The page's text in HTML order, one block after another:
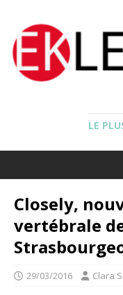
LE
Closely,
vertébrale
29/03/2016 Clara S.